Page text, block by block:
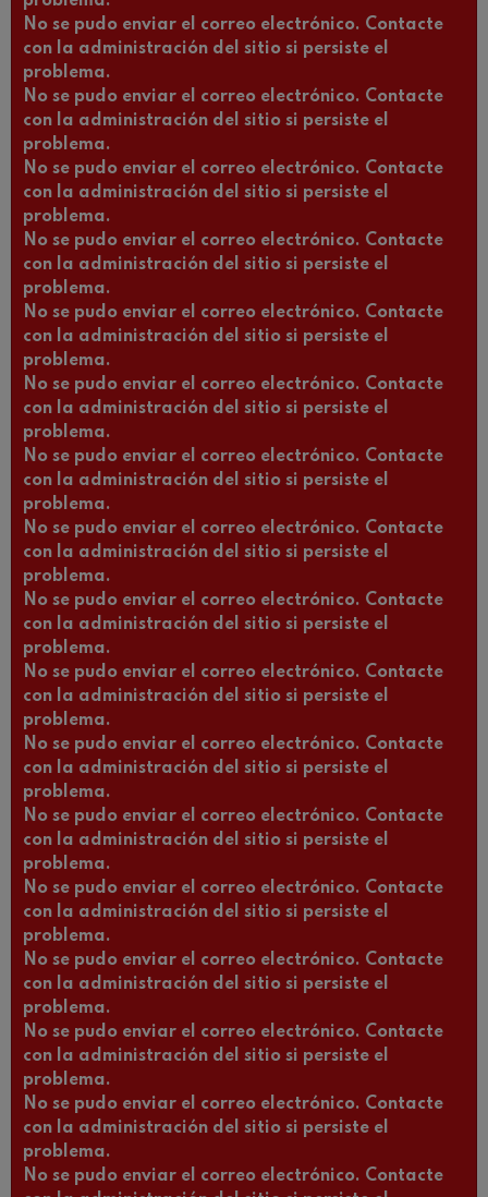
No se pudo enviar el correo electrónico. Contacte
con la administración del sitio si persiste el
problema.
No se pudo enviar el correo electrónico. Contacte
con la administración del sitio si persiste el
problema.
No se pudo enviar el correo electrónico. Contacte
con la administración del sitio si persiste el
problema.
No se pudo enviar el correo electrónico. Contacte
con la administración del sitio si persiste el
problema.
No se pudo enviar el correo electrónico. Contacte
con la administración del sitio si persiste el
problema.
No se pudo enviar el correo electrónico. Contacte
con la administración del sitio si persiste el
problema.
No se pudo enviar el correo electrónico. Contacte
con la administración del sitio si persiste el
problema.
No se pudo enviar el correo electrónico. Contacte
con la administración del sitio si persiste el
problema.
No se pudo enviar el correo electrónico. Contacte
con la administración del sitio si persiste el
problema.
No se pudo enviar el correo electrónico. Contacte
con la administración del sitio si persiste el
problema.
No se pudo enviar el correo electrónico. Contacte
con la administración del sitio si persiste el
problema.
No se pudo enviar el correo electrónico. Contacte
con la administración del sitio si persiste el
problema.
No se pudo enviar el correo electrónico. Contacte
con la administración del sitio si persiste el
problema.
No se pudo enviar el correo electrónico. Contacte
con la administración del sitio si persiste el
problema.
No se pudo enviar el correo electrónico. Contacte
con la administración del sitio si persiste el
problema.
No se pudo enviar el correo electrónico. Contacte
con la administración del sitio si persiste el
problema.
No se pudo enviar el correo electrónico. Contacte